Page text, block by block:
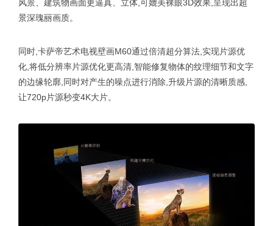
风景、建筑物画面更逼真、立体,可媲美裸眼3D效果,呈现出超
景深瑰丽画质。
同时,卡萨帝艺术电视壁画M60通过倍清超分算法,实现片源优
化,将低分辨率片源优化更高清,智能修复物体的纹理细节和文字
的边缘轮廓,同时对产生的噪点进行消除,升级片源的清晰质感,
让720p片源秒变4K大片。